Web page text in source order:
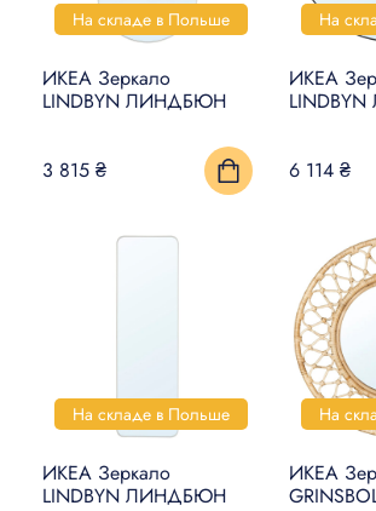
На складе в Польше
ИКЕА Зеркало
LINDBYN ЛИНДБЮН
3 815 ₴
На
ИКЕА
6 114 ₴
На складе в Польше
ИКЕА Зеркало
LINDBYN ЛИНДБЮН
На
ИКЕА